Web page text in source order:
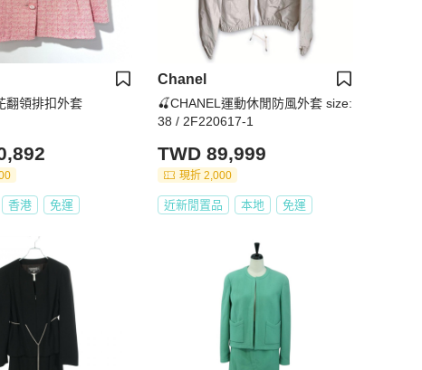
翻領排扣外套
香港 免運
Chanel
🍒CHANEL運動休閒防風外套 size:
38 / 2F220617-1
TWD 89,999
現折 2,000
近新閒置品 本地 免運